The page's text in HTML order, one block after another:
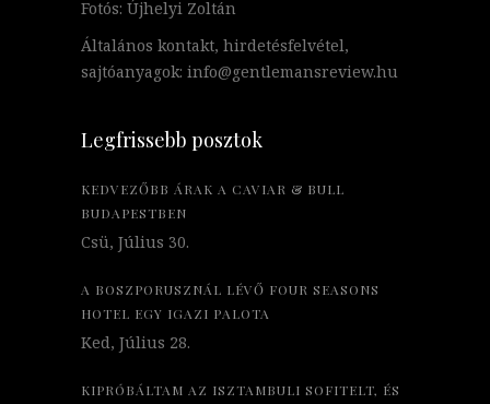
Fotós: Újhelyi Zoltán
Általános kontakt, hirdetésfelvétel,
sajtóanyagok: info@gentlemansreview.hu
Legfrissebb posztok
KEDVEZŐBB ÁRAK A CAVIAR & BULL
BUDAPESTBEN
Csü, Július 30.
A BOSZPORUSZNÁL LÉVŐ FOUR SEASONS
HOTEL EGY IGAZI PALOTA
Ked, Július 28.
KIPRÓBÁLTAM AZ ISZTAMBULI SOFITELT, ÉS